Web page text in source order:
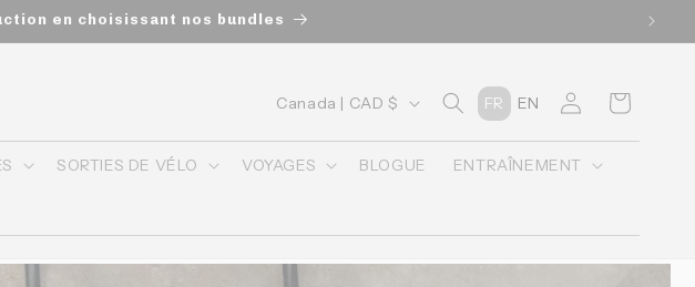
en choisissant nos bundles
SORTIES DE VÉLO VOYAGES BLOGUE ENTRAÎNEMENT
P
a
y
/
r
Canada | CAD $ FR ENConnexionPanier